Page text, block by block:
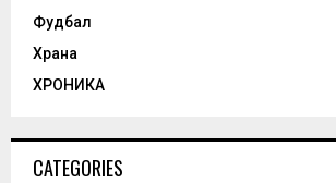
Фудбал
Храна
ХРОНИКА
CATEGORIES